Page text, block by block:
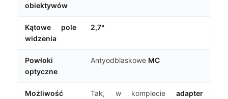
obiektywów
Kątowe pole
widzenia
2,7°
Powłoki
optyczne
Antyodblaskowe MC
Możliwość
Tak, w komplecie adapter